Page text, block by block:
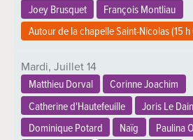
Joey Brusquet
François Montliau
Autour de la chapelle Saint-Nicolas (15
Mardi, Juillet14
Matthieu Dorval
Corinne Joachim
Catherine d'Hautefeuille
Joris Le Dain
Dominique Potard
Naïg
Paulina